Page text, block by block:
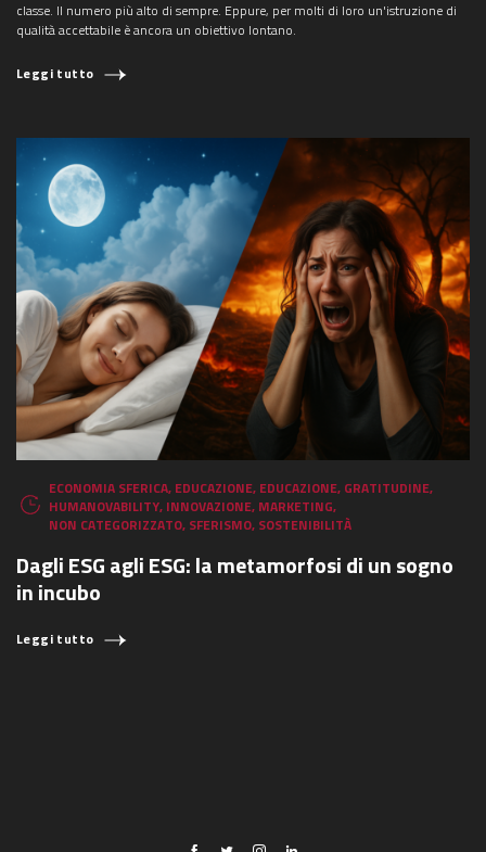
classe. Il numero più alto di sempre. Eppure, per molti di loro un'istruzione di
qualità accettabile è ancora un obiettivo lontano.
Leggi tutto
ECONOMIA SFERICA, EDUCAZIONE, EDUCAZIONE, GRATITUDINE,
HUMANOVABILITY, INNOVAZIONE, MARKETING,
NON CATEGORIZZATO, SFERISMO, SOSTENIBILITÀ
Dagli ESG agli ESG: la metamorfosi di un sogno
in incubo
Leggi tutto